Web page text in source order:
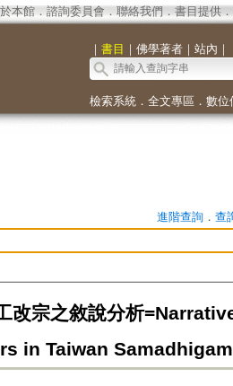
本館． 諮詢委員會． 聯絡我們 ． 書目提供．
｜ 書目 ｜ 佛學著者｜ 站內 ｜
檢索系統． 全文專區 ． 數位
進階查詢． 查
改宗之敘說分析
in Taiwan